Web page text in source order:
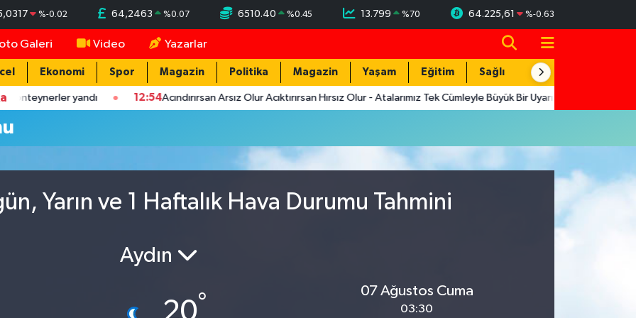
%-0.02 64,2463 %0.07 6510.40 %0.45 13.799 %70 64.225,61 %-0.63
Galeri Video Yazarlar
Ekonomi Spor Magazin Politika Magazin Yaşam Eğitim Sağlık Teknoloji
yandı 12:54Acındırırsan Arsız Olur Acıktırırsan Hırsız Olur - Atalarımız Tek Cümleyle Büyük Bir Uyarı Yapmış
Yarın ve 1 Haftalık Hava Durumu Tahmini
Aydın
°
07 Ağustos Cuma
03:30